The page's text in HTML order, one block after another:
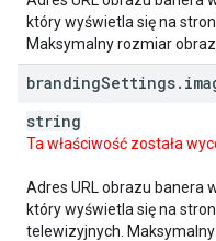
który wyświetla się na
Maksymalny rozmiar
brandingSettings.
string
Ta właściwość została
Adres URL obrazu banera
który wyświetla się na
telewizyjnych.